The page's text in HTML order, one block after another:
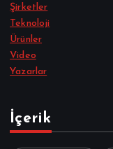
Şirketler
Teknoloji
Ürünler
Video
Yazarlar
İçerik